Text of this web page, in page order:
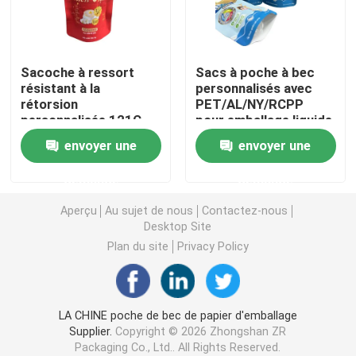
Pochette d'emballage de café
Emballage stratifié Rolls
Pochettes à fond plat
Pochettes d'emballage debout
Poches d'emballage alimentaire d'animal familier
Pochettes d'emballage en papier
Sacoche à ressort
résistant à la
rétorsion
personnalisée 121C
135C pour aliments
liquidesenvoyer une
Sacs à poche à bec
personnalisés avec
PET/AL/NY/RCPP
pour emballage liquide
envoyer une
Aperçu Au sujet de nous
Contactez-nous
Desktop Site
Plan du site
Privacy Policy
LA CHINE poche de bec de papier d'emballage
Supplier. Copyright © 2026 Zhongshan ZR
Packaging Co., Ltd.. All Rights Reserved.